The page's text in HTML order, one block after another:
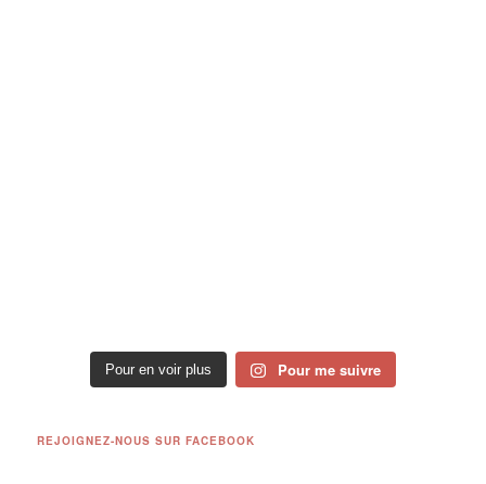
Pour en voir plus Pour me suivre
REJOIGNEZ-NOUS SUR FACEBOOK